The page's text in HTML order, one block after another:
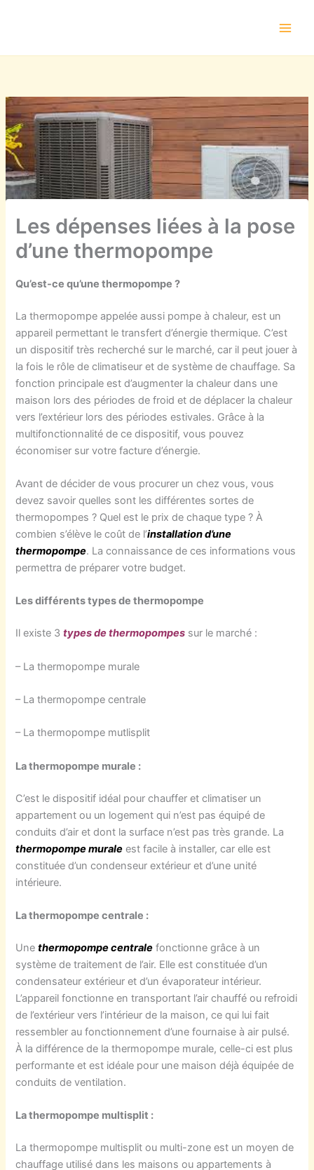
Les dépenses liées à la pose
d’une thermopompe
Qu’est-ce qu’une thermopompe ?
La thermopompe appelée aussi pompe à chaleur, est un
appareil permettant le transfert d’énergie thermique. C’est
un dispositif très recherché sur le marché, car il peut jouer à
la fois le rôle de climatiseur et de système de chauffage. Sa
fonction principale est d’augmenter la chaleur dans une
maison lors des périodes de froid et de déplacer la chaleur
vers l’extérieur lors des périodes estivales. Grâce à la
multifonctionnalité de ce dispositif, vous pouvez
économiser sur votre facture d’énergie.
Avant de décider de vous procurer un chez vous, vous
devez savoir quelles sont les différentes sortes de
thermopompes ? Quel est le prix de chaque type ? À
combien s’élève le coût de l’installation d’une
thermopompe. La connaissance de ces informations vous
permettra de préparer votre budget.
Les différents types de thermopompe
Il existe 3types de thermopompes sur le marché :
– La thermopompe murale
– La thermopompe centrale
– La thermopompe mutlisplit
La thermopompe murale :
C’est le dispositif idéal pour chauffer et climatiser un
appartement ou un logement qui n’est pas équipé de
conduits d’air et dont la surface n’est pas très grande. La
thermopompe murale est facile à installer, car elle est
constituée d’un condenseur extérieur et d’une unité
intérieure.
La thermopompe centrale :
Unethermopompe centrale fonctionne grâce à un
système de traitement de l’air. Elle est constituée d’un
condensateur extérieur et d’un évaporateur intérieur.
L’appareil fonctionne en transportant l’air chauffé ou refroidi
de l’extérieur vers l’intérieur de la maison, ce qui lui fait
ressembler au fonctionnement d’une fournaise à air pulsé.
À la différence de la thermopompe murale, celle-ci est plus
performante et est idéale pour une maison déjà équipée de
conduits de ventilation.
La thermopompe multisplit :
La thermopompe multisplit ou multi-zone est un moyen de
chauffage utilisé dans les maisons ou appartements à